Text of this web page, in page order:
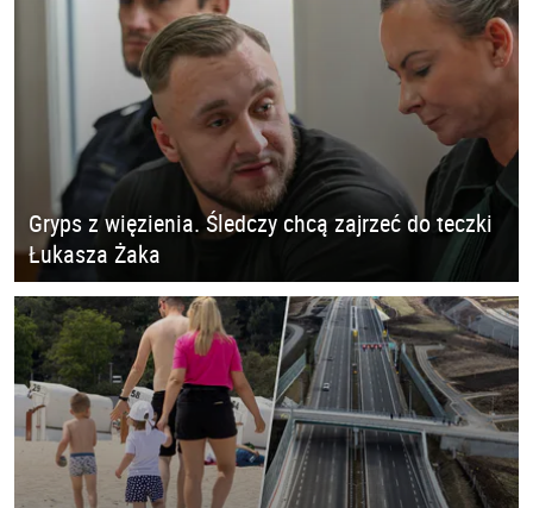
Gryps z więzienia. Śledczy chcą zajrzeć do teczki
Łukasza Żaka